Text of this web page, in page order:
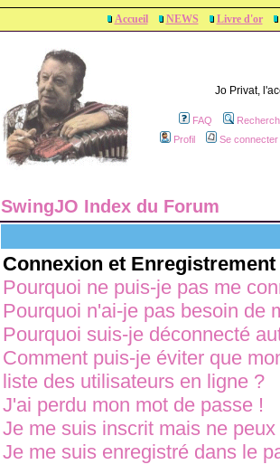
Accueil NEWS Livre d'or
Jo Privat,
FAQ
Profil
Se
SwingJO Index du Forum
Connexion et Enregistrement
Pourquoi ne puis-je pas me
Pourquoi n'ai-je pas besoin de
Pourquoi suis-je déconnecté
Comment puis-je éviter que
liste des utilisateurs en ligne ?
J'ai perdu mon mot de passe !
Je me suis inscrit mais ne
Je me suis enregistré dans le